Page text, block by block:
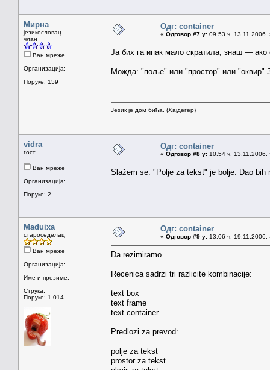
Мирна
језикословац
члан
Ван мреже
Организација:
Поруке: 159
Одг: container
« Одговор #7 у: 09.53 ч. 13.11.2006.
Ја бих га ипак мало скратила, знаш — ако
Можда: "поље" или "простор" или "оквир"
Језик је дом бића. (Хајдегер)
vidra
гост
Ван мреже
Организација:
Поруке: 2
Одг: container
« Одговор #8 у: 10.54 ч. 13.11.2006.
Slažem se. "Polje za tekst" je bolje. Dao bih
Maduixa
староседелац
Ван мреже
Организација:
Име и презиме:
Струка:
Поруке: 1.014
Одг: container
« Одговор #9 у: 13.06 ч. 19.11.2006.
Da rezimiramo.
Recenica sadrzi tri razlicite kombinacije:
text box
text frame
text container
Predlozi za prevod:
polje za tekst
prostor za tekst